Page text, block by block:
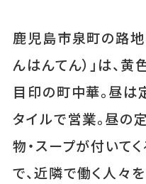
鹿児島市泉町の路地
んはんてん）」は、
目印の町中華。昼は
タイルで営業。昼の
物・スープが付いて
で、近隣で働く人々